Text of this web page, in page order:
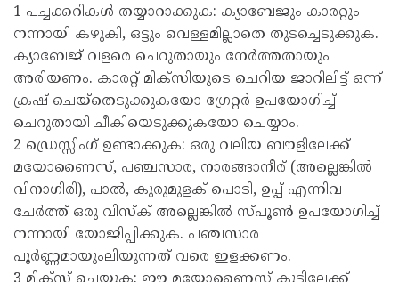
1 പച്ചക്കറികൾ തയ്യാറാക്കുക: ക്യാബേജും കാരറ്റും
നന്നായി കഴുകി, ഒട്ടും വെള്ളമില്ലാതെ തുടച്ചെടുക്കുക.
ക്യാബേജ് വളരെ ചെറുതായും നേർത്തതായും
അരിയണം. കാരറ്റ് മിക്സിയുടെ ചെറിയ ജാറിലിട്ട് ഒന്ന്
ക്രഷ് ചെയ്തെടുക്കുകയോ ഗ്രേറ്റർ ഉപയോഗിച്ച്
ചെറുതായി ചീകിയെടുക്കുകയോ ചെയ്യാം.
2 ഡ്രെസ്സിംഗ് ഉണ്ടാക്കുക: ഒരു വലിയ ബൗളിലേക്ക്
മയോണൈസ്, പഞ്ചസാര, നാരങ്ങാനീര് (അല്ലെങ്കിൽ
വിനാഗിരി), പാൽ, കുരുമുളക് പൊടി, ഉപ്പ് എന്നിവ
ചേർത്ത് ഒരു വിസ്ക് അല്ലെങ്കിൽ സ്പൂൺ ഉപയോഗിച്ച്
നന്നായി യോജിപ്പിക്കുക. പഞ്ചസാര
പൂർണ്ണമായുംലിയുന്നത് വരെ ഇളക്കണം.